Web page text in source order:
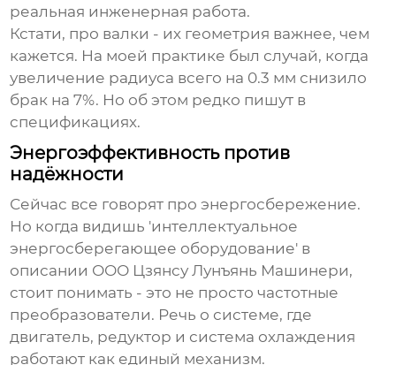
реальная инженерная работа.
Кстати, про валки - их геометрия важнее, чем
кажется. На моей практике был случай, когда
увеличение радиуса всего на 0.3 мм снизило
брак на 7%. Но об этом редко пишут в
спецификациях.
Энергоэффективность против
надёжности
Сейчас все говорят про энергосбережение.
Но когда видишь 'интеллектуальное
энергосберегающее оборудование' в
описании ООО Цзянсу Лунъянь Машинери,
стоит понимать - это не просто частотные
преобразователи. Речь о системе, где
двигатель, редуктор и система охлаждения
работают как единый механизм.